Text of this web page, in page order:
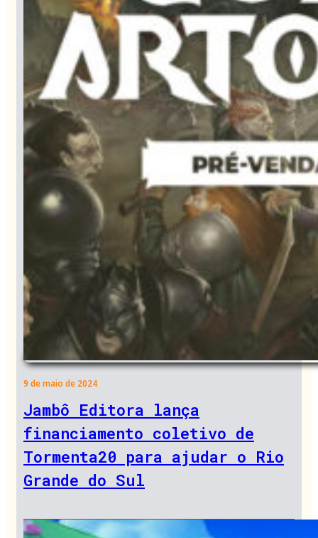
9 de maio de 2024
Jambô Editora lança
financiamento coletivo de
Tormenta20 para ajudar o Rio
Grande do Sul